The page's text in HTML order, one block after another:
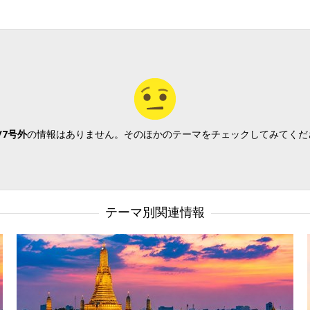
号外の情報はありません。そのほかのテーマをチェックしてみてく
テーマ別関連情報